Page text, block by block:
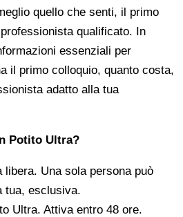
quello che senti, il primo
qualificato. In
essenziali per
il primo colloquio, quanto costa,
adatto alla tua
Potito Ultra?
libera. Una sola persona può
tua, esclusiva.
Ultra. Attiva entro 48 ore.